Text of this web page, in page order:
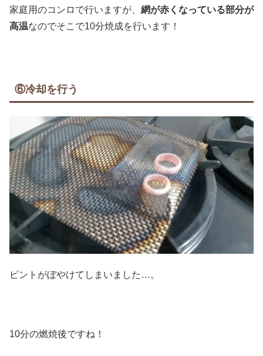
家庭用のコンロで行いますが、 網が赤くなっている部分が
高温なのでそこで10分焼成を行います！
⑥冷却を行う
ピントがぼやけてしまいました…。
10分の燃焼後ですね！